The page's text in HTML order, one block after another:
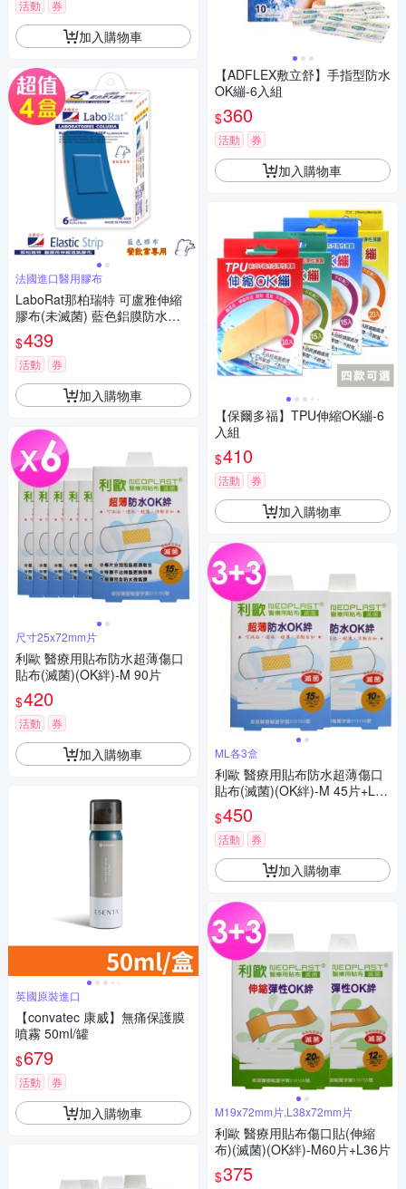
活動 券
加入購物車
法國進口醫用膠布
LaboRat那柏瑞特 可盧雅伸縮
膠布(未滅菌) 藍色鋁膜防水膠
布6片(5x10cm)(4盒組)
$439
活動 券
加入購物車
尺寸25x72mm片
利歐 醫療用貼布防水超薄傷口
貼布(滅菌)(OK絆)-M 90片
$420
活動 券
加入購物車
英國原裝進口
【convatec 康威】無痛保護膜
噴霧 50ml/罐
$679
活動 券
加入購物車
【ADFLEX敷立舒】手指型防水
OK繃-6入組
$360
活動 券
加入購物車
【保爾多福】TPU伸縮OK繃-6
入組
$410
活動 券
加入購物車
ML各3盒
利歐 醫療用貼布防水超薄傷口
貼布(滅菌)(OK絆)-M 45片+L 3
0片
$450
活動 券
加入購物車
M19x72mm片,L38x72mm片
利歐 醫療用貼布傷口貼(伸縮
布)(滅菌)(OK絆)-M60片+L36片
$375